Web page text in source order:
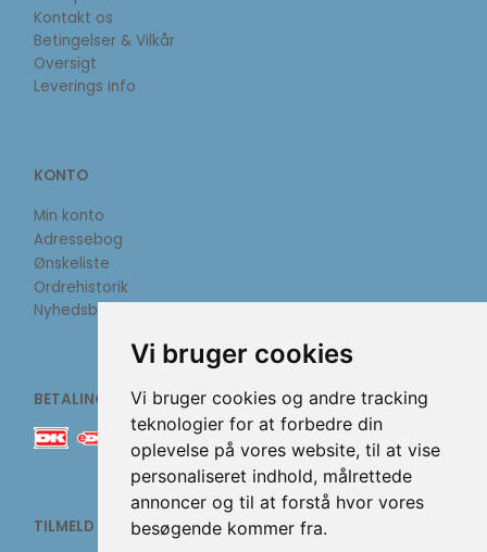
Vi bruger cookies
Vi bruger cookies og andre tracking
teknologier for at forbedre din
oplevelse på vores website, til at vise
personaliseret indhold, målrettede
annoncer og til at forstå hvor vores
besøgende kommer fra.
Kontakt os
Betingelser & Vilkår
Oversigt
Leverings info
KONTO
Min konto
Adressebog
Ønskeliste
Ordrehistorik
Nyhedsbrev
BETALINGSMETODER
TILMELD NYHEDSBREV